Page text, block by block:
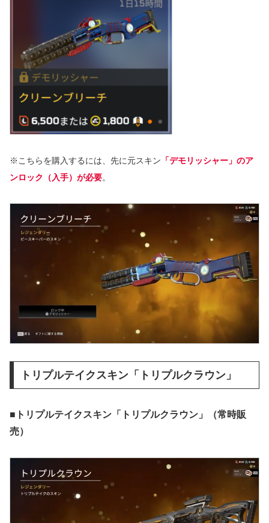
※こちらを購入するには、先に元スキン 「デモリッシャー」のア
ンロック（入手）が必要。
トリプルテイクスキン「トリプルクラウン」
■トリプルテイクスキン「トリプルクラウン」
（常時販
売）